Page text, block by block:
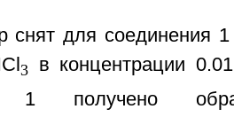
снят для соединения
3
в концентрации
1 получено